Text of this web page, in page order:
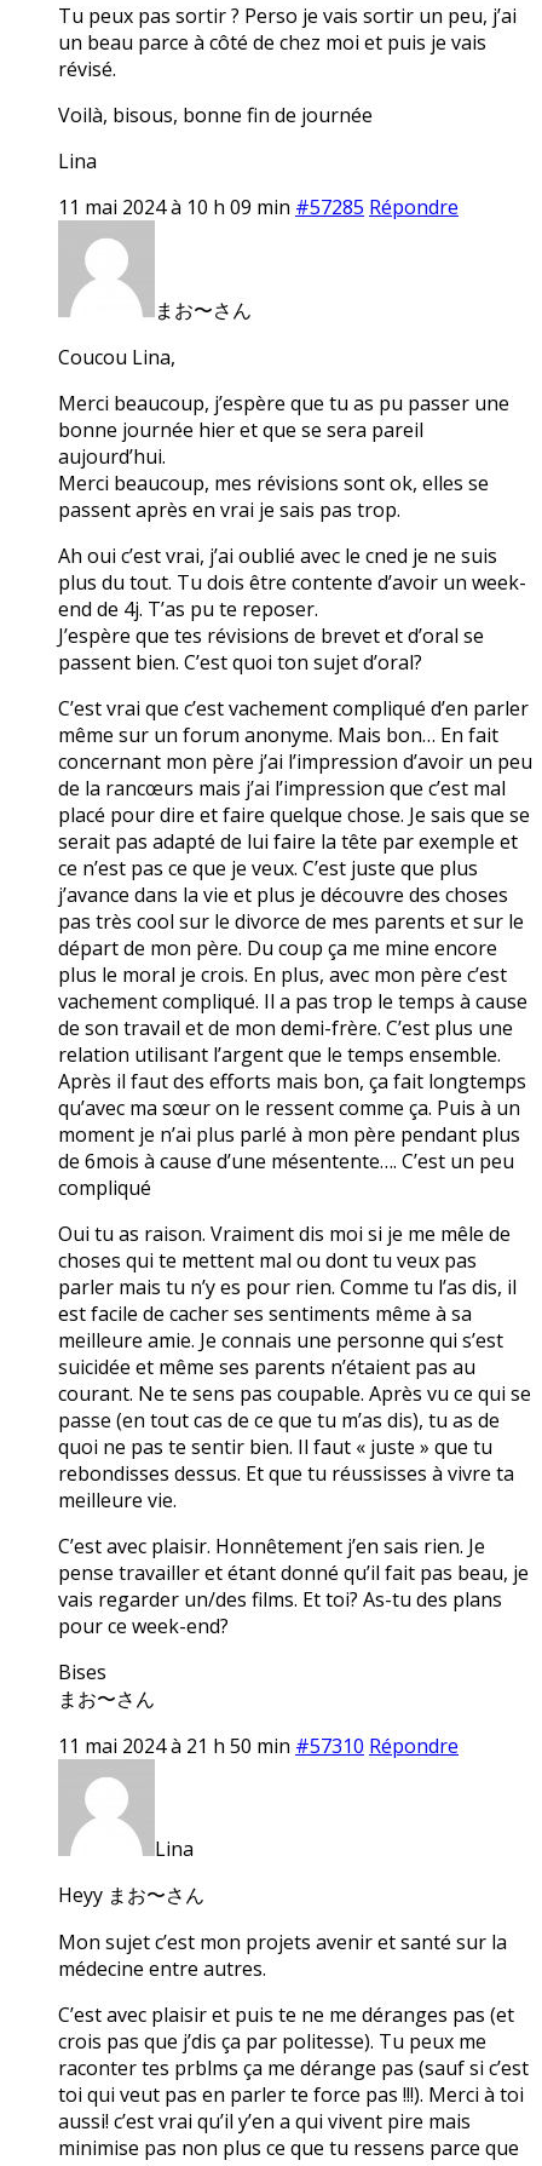
Tu peux pas sortir ? Perso je vais sortir un peu, j’ai
un beau parce à côté de chez moi et puis je vais
révisé.
Voilà, bisous, bonne fin de journée
Lina
11 mai 2024 à 10 h 09 min #57285 Répondre
まお〜さん
Coucou Lina,
Merci beaucoup, j’espère que tu as pu passer une
bonne journée hier et que se sera pareil
aujourd’hui.
Merci beaucoup, mes révisions sont ok, elles se
passent après en vrai je sais pas trop.
Ah oui c’est vrai, j’ai oublié avec le cned je ne suis
plus du tout. Tu dois être contente d’avoir un week-
end de 4j. T’as pu te reposer.
J’espère que tes révisions de brevet et d’oral se
passent bien. C’est quoi ton sujet d’oral?
C’est vrai que c’est vachement compliqué d’en parler
même sur un forum anonyme. Mais bon… En fait
concernant mon père j’ai l’impression d’avoir un peu
de la rancœurs mais j’ai l’impression que c’est mal
placé pour dire et faire quelque chose. Je sais que se
serait pas adapté de lui faire la tête par exemple et
ce n’est pas ce que je veux. C’est juste que plus
j’avance dans la vie et plus je découvre des choses
pas très cool sur le divorce de mes parents et sur le
départ de mon père. Du coup ça me mine encore
plus le moral je crois. En plus, avec mon père c’est
vachement compliqué. Il a pas trop le temps à cause
de son travail et de mon demi-frère. C’est plus une
relation utilisant l’argent que le temps ensemble.
Après il faut des efforts mais bon, ça fait longtemps
qu’avec ma sœur on le ressent comme ça. Puis à un
moment je n’ai plus parlé à mon père pendant plus
de 6mois à cause d’une mésentente…. C’est un peu
compliqué
Oui tu as raison. Vraiment dis moi si je me mêle de
choses qui te mettent mal ou dont tu veux pas
parler mais tu n’y es pour rien. Comme tu l’as dis, il
est facile de cacher ses sentiments même à sa
meilleure amie. Je connais une personne qui s’est
suicidée et même ses parents n’étaient pas au
courant. Ne te sens pas coupable. Après vu ce qui se
passe (en tout cas de ce que tu m’as dis), tu as de
quoi ne pas te sentir bien. Il faut « juste » que tu
rebondisses dessus. Et que tu réussisses à vivre ta
meilleure vie.
C’est avec plaisir. Honnêtement j’en sais rien. Je
pense travailler et étant donné qu’il fait pas beau, je
vais regarder un/des films. Et toi? As-tu des plans
pour ce week-end?
Bises
まお〜さん
11 mai 2024 à 21 h 50 min #57310 Répondre
Lina
Heyy まお〜さん
Mon sujet c’est mon projets avenir et santé sur la
médecine entre autres.
C’est avec plaisir et puis te ne me déranges pas (et
crois pas que j’dis ça par politesse). Tu peux me
raconter tes prblms ça me dérange pas (sauf si c’est
toi qui veut pas en parler te force pas !!!). Merci à toi
aussi! c’est vrai qu’il y’en a qui vivent pire mais
minimise pas non plus ce que tu ressens parce que